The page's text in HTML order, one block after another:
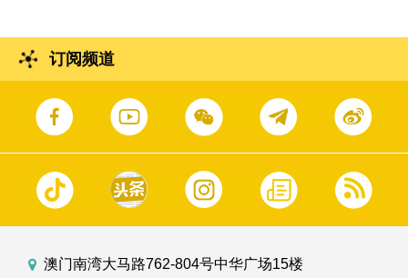
订阅频道
澳门南湾大马路762-804号中华广场15楼